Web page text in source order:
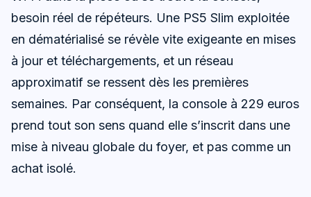
besoin réel de répéteurs. Une PS5 Slim exploitée
en dématérialisé se révèle vite exigeante en mises
à jour et téléchargements, et un réseau
approximatif se ressent dès les premières
semaines. Par conséquent, la console à 229 euros
prend tout son sens quand elle s’inscrit dans une
mise à niveau globale du foyer, et pas comme un
achat isolé.